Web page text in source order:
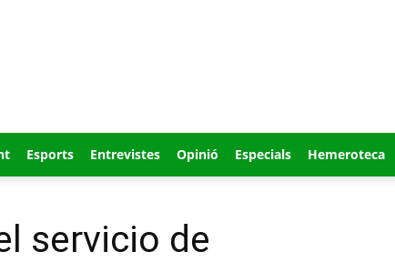
Esports Entrevistes Opinió Especials Hemeroteca
servicio de